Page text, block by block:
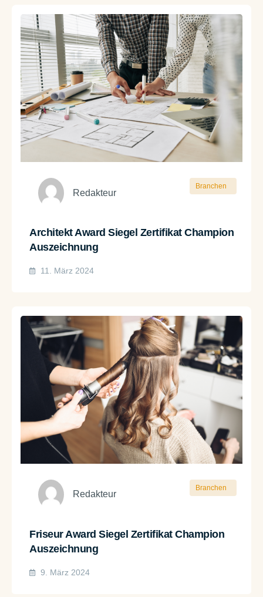
Architekt Award Siegel Zertifikat Champion
Auszeichnung
11. März 2024
Redakteur
Branchen
Friseur Award Siegel Zertifikat Champion
Auszeichnung
9. März 2024
Redakteur
Branchen